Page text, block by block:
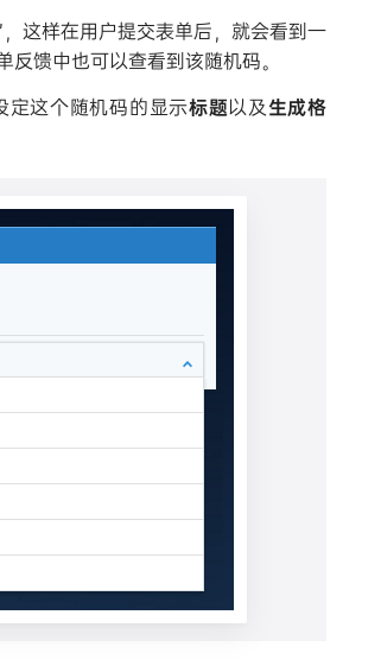
这样在用户提交表单后，就会看到一
馈中也可以查看到该随机码。
定这个随机码的显示标题以及生成格